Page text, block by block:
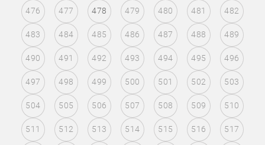
476 477 478 479 480 481 482
483 484 485 486 487 488 489
490 491 492 493 494 495 496
497 498 499 500 501 502 503
504 505 506 507 508 509 510
511 512 513 514 515 516 517